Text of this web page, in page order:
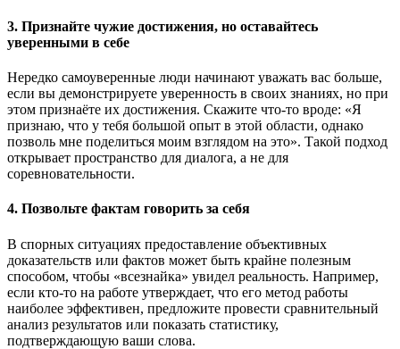
3. Признайте чужие достижения, но оставайтесь
уверенными в себе
Нередко самоуверенные люди начинают уважать вас больше,
если вы демонстрируете уверенность в своих знаниях, но при
этом признаёте их достижения. Скажите что-то вроде: «Я
признаю, что у тебя большой опыт в этой области, однако
позволь мне поделиться моим взглядом на это». Такой подход
открывает пространство для диалога, а не для
соревновательности.
4. Позвольте фактам говорить за себя
В спорных ситуациях предоставление объективных
доказательств или фактов может быть крайне полезным
способом, чтобы «всезнайка» увидел реальность. Например,
если кто-то на работе утверждает, что его метод работы
наиболее эффективен, предложите провести сравнительный
анализ результатов или показать статистику,
подтверждающую ваши слова.